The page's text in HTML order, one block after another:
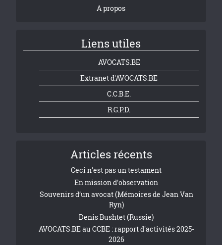
A propos
Liens utiles
AVOCATS.BE
Extranet d'AVOCATS.BE
C.C.B.E.
R.G.P.D.
Articles récents
Ceci n'est pas un testament
En mission d'observation
Souvenirs d’un avocat (Mémoires de Jean Van
Ryn)
Denis Bushtet (Russie)
AVOCATS.BE au CCBE : rapport d'activités 2025-
2026